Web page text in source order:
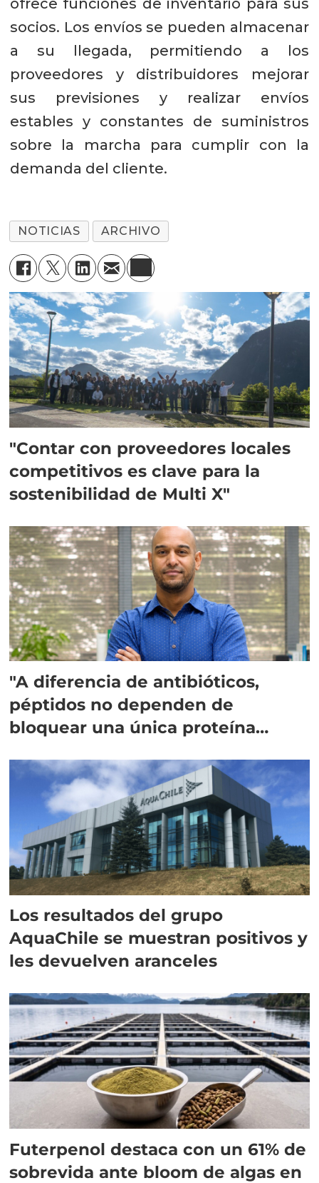
ofrece funciones de inventario para sus
socios. Los envíos se pueden almacenar
a su llegada, permitiendo a los
proveedores y distribuidores mejorar
sus previsiones y realizar envíos
estables y constantes de suministros
sobre la marcha para cumplir con la
demanda del cliente.
NOTICIAS ARCHIVO
"Contar con proveedores locales
competitivos es clave para la
sostenibilidad de Multi X"
"A diferencia de antibióticos,
péptidos no dependen de
bloquear una única proteína
Los resultados del grupo
AquaChile se muestran positivos y
les devuelven aranceles
Futerpenol destaca con un 61% de
sobrevida ante bloom de algas en